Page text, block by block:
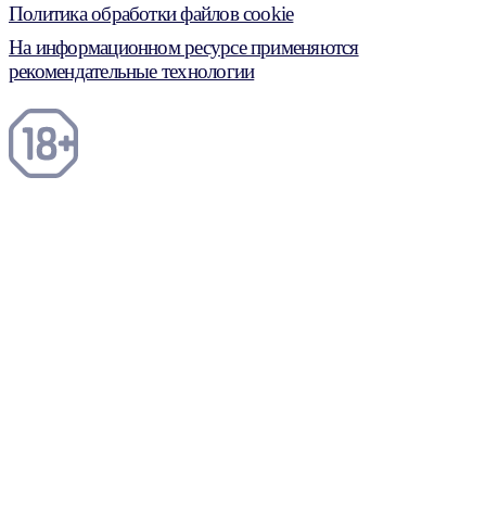
Политика обработки файлов cookie
На информационном ресурсе применяются
рекомендательные технологии